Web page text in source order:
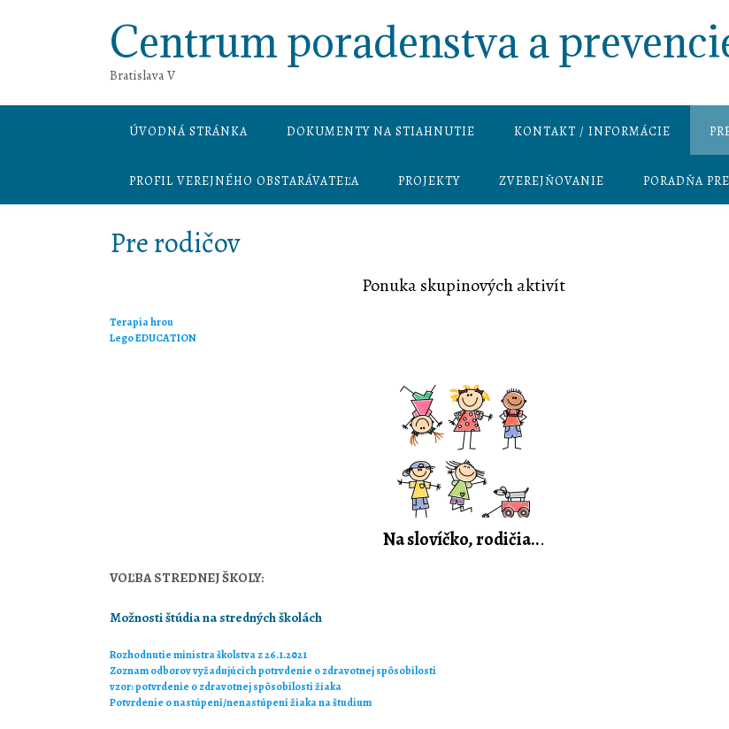
Centrum poradenstva a
Bratislava V
ÚVODNÁ STRÁNKA DOKUMENTY NA STIAHNUTIE KONTAKT / INFORMÁCIE
PROFIL VEREJNÉHO OBSTARÁVATEĽA PROJEKTY ZVEREJŇOVANIE PORADŇA
Pre rodičov
Ponuka skupinových aktivít
Terapia hrou
Lego EDUCATION
Na slovíčko, rodičia...
VOĽBA STREDNEJ ŠKOLY:
Možnosti štúdia na stredných školách
Rozhodnutie ministra školstva z 26.1.2021
Zoznam odborov vyžadujúcich potrvdenie o zdravotnej spôsobilosti
vzor: potvrdenie o zdravotnej spôsobilosti žiaka
Potvrdenie o nastúpení/nenastúpení žiaka na študium